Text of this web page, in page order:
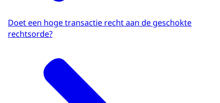
Doet een hoge transactie recht aan de geschokte
rechtsorde?